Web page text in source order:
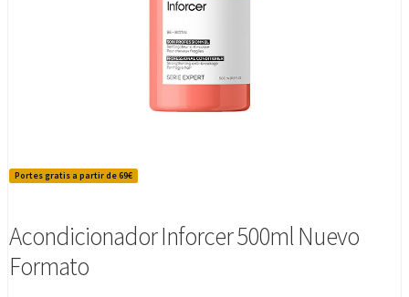
Portes gratis a partir de 69€
Acondicionador Inforcer 500ml Nuevo
Formato